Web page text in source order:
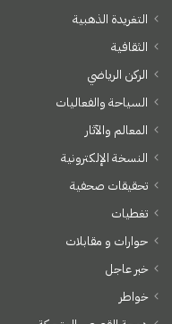
التغريدة الذهبية
الثقافية
الركن الرياضي
السياحة والفعاليات
المعالم والآثار
النسخة الإلكترونية
تحقيقات صحفية
تغطيات
حوارات و مقابلات
خبر عاجل
خواطر